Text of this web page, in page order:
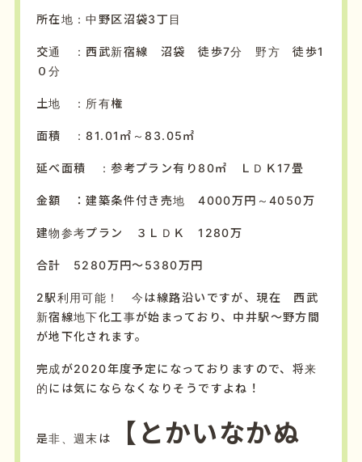
所在地：中野区沼袋3丁目
交通 ：西武新宿線 沼袋 徒歩7分 野方 徒歩1
０分
土地 ：所有権
面積 ：81.01㎡～83.05㎡
延べ面積 ：参考プラン有り80㎡ ＬＤＫ17畳
金額 ：建築条件付き売地 4000万円～4050万
建物参考プラン ３ＬＤＫ 1280万
合計 5280万円～5380万円
2駅利用可能！ 今は線路沿いですが、現在 西武
新宿線地下化工事が始まっており、中井駅～野方間
が地下化されます。
完成が2020年度予定になっておりますので、将来
的には気にならなくなりそうですよね！
是非、週末は
【とかいなかぬ